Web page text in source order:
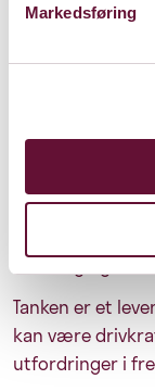
Markedsføring
flott å se
identitet for
katalysator for
Tanken er et
kan være
utfordringer i